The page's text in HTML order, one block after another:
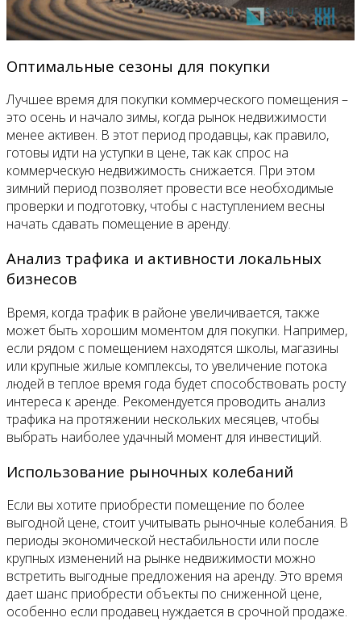
Оптимальные сезоны для покупки
Лучшее время для покупки коммерческого помещения –
это осень и начало зимы, когда рынок недвижимости
менее активен. В этот период продавцы, как правило,
готовы идти на уступки в цене, так как спрос на
коммерческую недвижимость снижается. При этом
зимний период позволяет провести все необходимые
проверки и подготовку, чтобы с наступлением весны
начать сдавать помещение в аренду.
Анализ трафика и активности локальных
бизнесов
Время, когда трафик в районе увеличивается, также
может быть хорошим моментом для покупки. Например,
если рядом с помещением находятся школы, магазины
или крупные жилые комплексы, то увеличение потока
людей в теплое время года будет способствовать росту
интереса к аренде. Рекомендуется проводить анализ
трафика на протяжении нескольких месяцев, чтобы
выбрать наиболее удачный момент для инвестиций.
Использование рыночных колебаний
Если вы хотите приобрести помещение по более
выгодной цене, стоит учитывать рыночные колебания. В
периоды экономической нестабильности или после
крупных изменений на рынке недвижимости можно
встретить выгодные предложения на аренду. Это время
дает шанс приобрести объекты по сниженной цене,
особенно если продавец нуждается в срочной продаже.